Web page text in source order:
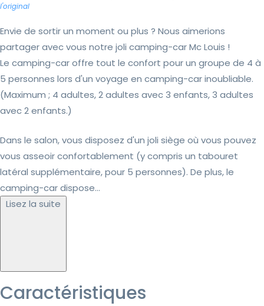
l'original
Envie de sortir un moment ou plus ? Nous aimerions
partager avec vous notre joli camping-car Mc Louis !
Le camping-car offre tout le confort pour un groupe de 4 à
5 personnes lors d'un voyage en camping-car inoubliable.
(Maximum ; 4 adultes, 2 adultes avec 3 enfants, 3 adultes
avec 2 enfants.)
Dans le salon, vous disposez d'un joli siège où vous pouvez
vous asseoir confortablement (y compris un tabouret
latéral supplémentaire, pour 5 personnes). De plus, le
camping-car dispose...
Lisez la suite
Caractéristiques